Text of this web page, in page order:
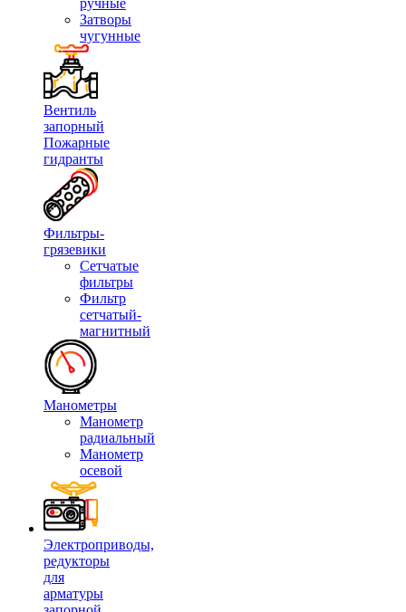
ручные
Затворы
чугунные
Вентиль
запорный
Пожарные
гидранты
Фильтры-
грязевики
Сетчатые
фильтры
Фильтр
сетчатый-
магнитный
Манометры
Манометр
радиальный
Манометр
осевой
Электроприводы,
редукторы
для
арматуры